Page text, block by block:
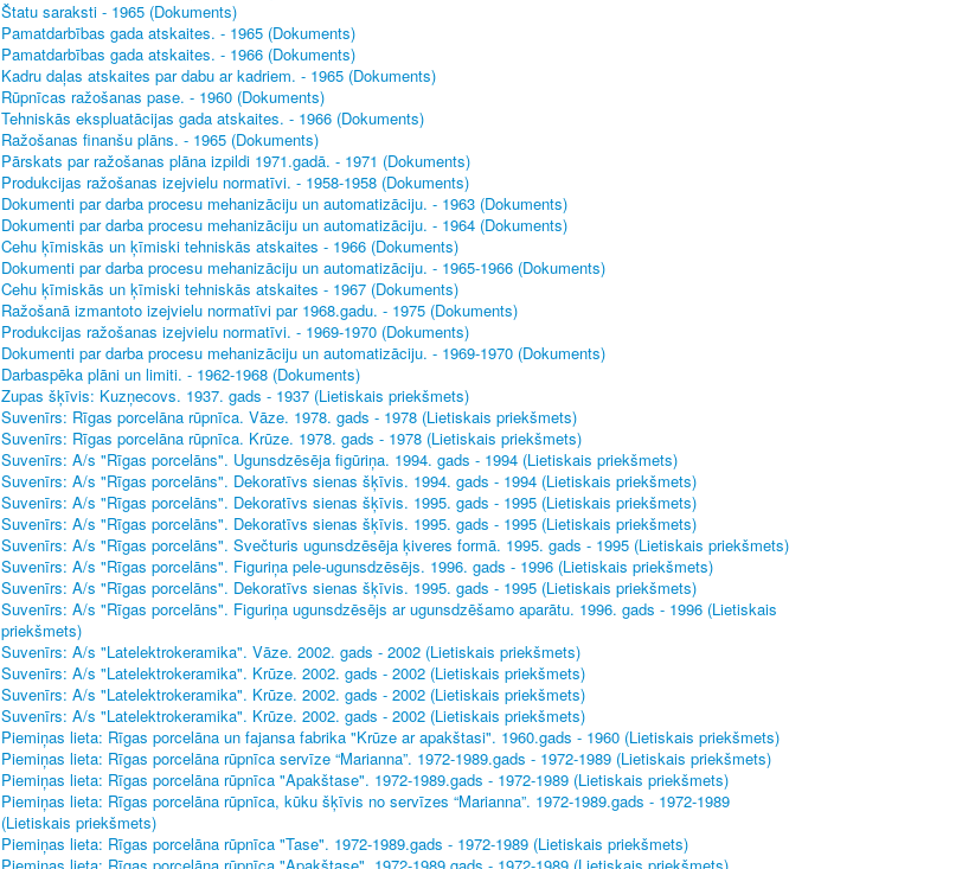
Štatu saraksti - 1965 (Dokuments)
Pamatdarbības gada atskaites. - 1965 (Dokuments)
Pamatdarbības gada atskaites. - 1966 (Dokuments)
Kadru daļas atskaites par dabu ar kadriem. - 1965 (Dokuments)
Rūpnīcas ražošanas pase. - 1960 (Dokuments)
Tehniskās ekspluatācijas gada atskaites. - 1966 (Dokuments)
Ražošanas finanšu plāns. - 1965 (Dokuments)
Pārskats par ražošanas plāna izpildi 1971.gadā. - 1971 (Dokuments)
Produkcijas ražošanas izejvielu normatīvi. - 1958-1958 (Dokuments)
Dokumenti par darba procesu mehanizāciju un automatizāciju. - 1963 (Dokuments)
Dokumenti par darba procesu mehanizāciju un automatizāciju. - 1964 (Dokuments)
Cehu ķīmiskās un ķīmiski tehniskās atskaites - 1966 (Dokuments)
Dokumenti par darba procesu mehanizāciju un automatizāciju. - 1965-1966 (Dokuments)
Cehu ķīmiskās un ķīmiski tehniskās atskaites - 1967 (Dokuments)
Ražošanā izmantoto izejvielu normatīvi par 1968.gadu. - 1975 (Dokuments)
Produkcijas ražošanas izejvielu normatīvi. - 1969-1970 (Dokuments)
Dokumenti par darba procesu mehanizāciju un automatizāciju. - 1969-1970 (Dokuments)
Darbaspēka plāni un limiti. - 1962-1968 (Dokuments)
Zupas šķīvis: Kuzņecovs. 1937. gads - 1937 (Lietiskais priekšmets)
Suvenīrs: Rīgas porcelāna rūpnīca. Vāze. 1978. gads - 1978 (Lietiskais priekšmets)
Suvenīrs: Rīgas porcelāna rūpnīca. Krūze. 1978. gads - 1978 (Lietiskais priekšmets)
Suvenīrs: A/s "Rīgas porcelāns". Ugunsdzēsēja figūriņa. 1994. gads - 1994 (Lietiskais priekšmets)
Suvenīrs: A/s "Rīgas porcelāns". Dekoratīvs sienas šķīvis. 1994. gads - 1994 (Lietiskais priekšmets)
Suvenīrs: A/s "Rīgas porcelāns". Dekoratīvs sienas šķīvis. 1995. gads - 1995 (Lietiskais priekšmets)
Suvenīrs: A/s "Rīgas porcelāns". Dekoratīvs sienas šķīvis. 1995. gads - 1995 (Lietiskais priekšmets)
Suvenīrs: A/s "Rīgas porcelāns". Svečturis ugunsdzēsēja ķiveres formā. 1995. gads - 1995 (Lietiskais priekšmets)
Suvenīrs: A/s "Rīgas porcelāns". Figuriņa pele-ugunsdzēsējs. 1996. gads - 1996 (Lietiskais priekšmets)
Suvenīrs: A/s "Rīgas porcelāns". Dekoratīvs sienas šķīvis. 1995. gads - 1995 (Lietiskais priekšmets)
Suvenīrs: A/s "Rīgas porcelāns". Figuriņa ugunsdzēsējs ar ugunsdzēšamo aparātu. 1996. gads - 1996 (Lietiskais
priekšmets)
Suvenīrs: A/s "Latelektrokeramika". Vāze. 2002. gads - 2002 (Lietiskais priekšmets)
Suvenīrs: A/s "Latelektrokeramika". Krūze. 2002. gads - 2002 (Lietiskais priekšmets)
Suvenīrs: A/s "Latelektrokeramika". Krūze. 2002. gads - 2002 (Lietiskais priekšmets)
Suvenīrs: A/s "Latelektrokeramika". Krūze. 2002. gads - 2002 (Lietiskais priekšmets)
Piemiņas lieta: Rīgas porcelāna un fajansa fabrika "Krūze ar apakštasi". 1960.gads - 1960 (Lietiskais priekšmets)
Piemiņas lieta: Rīgas porcelāna rūpnīca servīze “Marianna”. 1972-1989.gads - 1972-1989 (Lietiskais priekšmets)
Piemiņas lieta: Rīgas porcelāna rūpnīca "Apakštase". 1972-1989.gads - 1972-1989 (Lietiskais priekšmets)
Piemiņas lieta: Rīgas porcelāna rūpnīca, kūku šķīvis no servīzes “Marianna”. 1972-1989.gads - 1972-1989
(Lietiskais priekšmets)
Piemiņas lieta: Rīgas porcelāna rūpnīca "Tase". 1972-1989.gads - 1972-1989 (Lietiskais priekšmets)